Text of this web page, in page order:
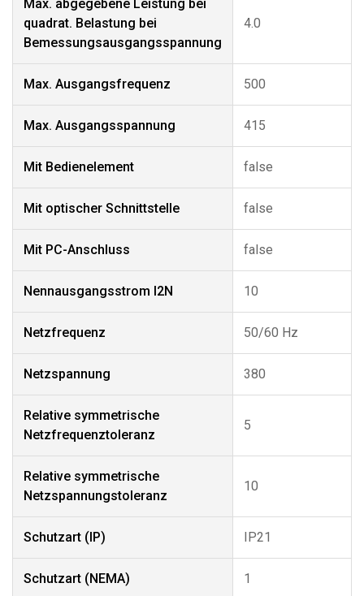
Max. abgegebene Leistung bei
quadrat. Belastung bei
Bemessungsausgangsspannung
4.0
Max. Ausgangsfrequenz 500
Max. Ausgangsspannung 415
Mit Bedienelement false
Mit optischer Schnittstelle false
Mit PC-Anschluss false
Nennausgangsstrom I2N 10
Netzfrequenz 50/60 Hz
Netzspannung 380
Relative symmetrische
Netzfrequenztoleranz
5
Relative symmetrische
Netzspannungstoleranz
10
Schutzart (IP) IP21
Schutzart (NEMA) 1